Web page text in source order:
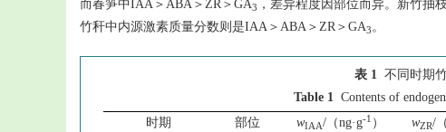
而春笋中IAA＞ABA＞ZR＞GA3 ，差异程度因部位而异。新竹抽
竹秆中内源激素质量分数则是IAA＞ABA＞ZR＞GA3。
表 1 不同时期
Table 1 Contents of
时期
部位 wIAA/（ng·g-1 ） wZR/